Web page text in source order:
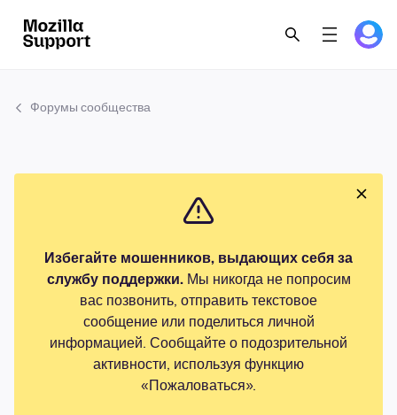
Форумы сообщества
Избегайте мошенников, выдающих себя за
службу поддержки.Мы никогда не попросим
вас позвонить, отправить текстовое
сообщение или поделиться личной
информацией. Сообщайте о подозрительной
активности, используя функцию
«Пожаловаться».